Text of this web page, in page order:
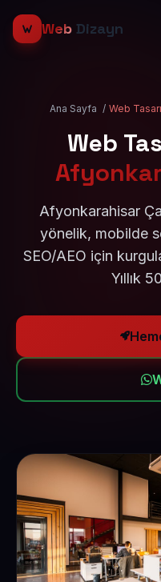
Web Dizayn
Ana Sayfa / Web
Web
Afyonkarahisar
yönelik, mobilde
SEO/AEO için
Yıllık